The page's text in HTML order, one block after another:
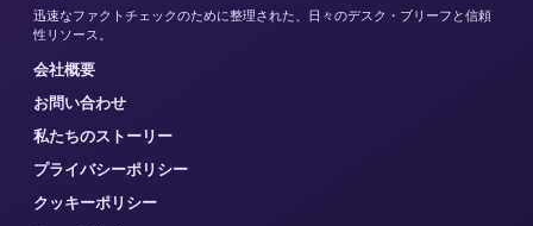
迅速なファクトチェックのために整理された、日々のデスク・ブリーフと信頼
性リソース。
会社概要
お問い合わせ
私たちのストーリー
プライバシーポリシー
クッキーポリシー